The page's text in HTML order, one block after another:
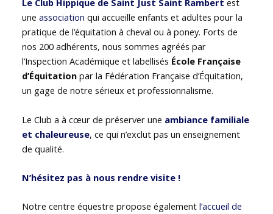
Le Club Hippique de Saint Just Saint Rambert est
uneassociation qui accueille enfants et adultes pour la
pratique de l’équitation à cheval ou à poney. Forts de
nos 200 adhérents, nous sommes agréés par
l’Inspection Académique et labellisés École Française
d’Équitation par la Fédération Française d’Équitation,
un gage de notre sérieux et professionnalisme.
Le Club a à cœur de préserver une ambiance familiale
et chaleureuse, ce qui n’exclut pas un enseignement
de qualité.
N’hésitez pas à nous rendre visite !
Notre centre équestre propose égalementl’accueil de